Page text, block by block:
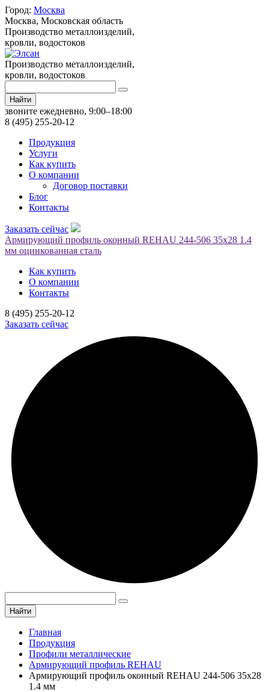
Город: Москва
Москва, Московская область
Производство металлоизделий,
кровли, водостоков
Производство металлоизделий,
кровли, водостоков
Найти
звоните ежедневно, 9:00–18:00
8 (495) 255-20-12
Продукция
Услуги
Как купить
О компании
Договор поставки
Блог
Контакты
Заказать сейчас
Армирующий профиль оконный REHAU 244-506 35х28 1.4
мм оцинкованная сталь
Как купить
О компании
Контакты
8 (495) 255-20-12
Заказать сейчас
Найти
Главная
Продукция
Профили металлические
Армирующий профиль REHAU
Армирующий профиль оконный REHAU 244-506 35х28
1.4 мм